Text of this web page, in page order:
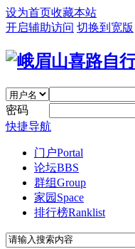
设为首页收藏本站
开启辅助访问 切换到宽版
密码
快捷导航
门户Portal
论坛BBS
群组Group
家园 Space
排行榜Ranklist